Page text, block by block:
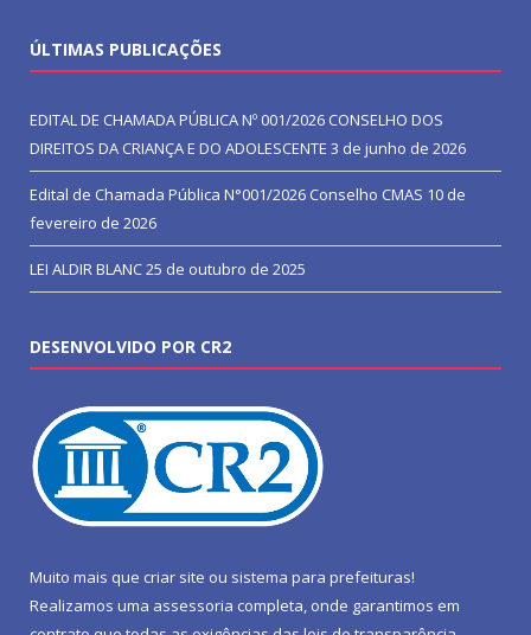
ÚLTIMAS PUBLICAÇÕES
EDITAL DE CHAMADA PÚBLICA Nº 001/2026 CONSELHO DOS
DIREITOS DA CRIANÇA E DO ADOLESCENTE 3 de junho de 2026
Edital de Chamada Pública N°001/2026 Conselho CMAS 10 de
fevereiro de 2026
LEI ALDIR BLANC25 de outubro de 2025
DESENVOLVIDO POR CR2
Muito mais que criar site ou sistema para prefeituras!
Realizamos uma assessoria completa, onde garantimos em